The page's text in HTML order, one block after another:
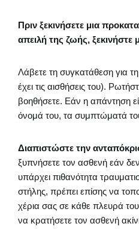
Πριν ξεκινήσετε μια
απειλή της ζωής,
Λάβετε τη συγκατάθεση για
έχει τις αισθήσεις του).
βοηθήσετε. Εάν η απάντηση
όνομά του, τα συμπτώματά
Διαπιστώστε την
ξυπνήσετε τον ασθενή εάν
υπάρχει πιθανότητα
στήλης, πρέπει επίσης να
χέρια σας σε κάθε πλευρά
να κρατήσετε τον ασθενή